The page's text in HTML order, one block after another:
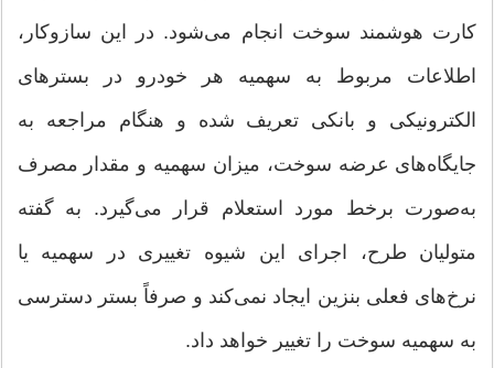
کارت هوشمند سوخت انجام می‌شود. در این سازوکار،
اطلاعات مربوط به سهمیه هر خودرو در بسترهای
الکترونیکی و بانکی تعریف شده و هنگام مراجعه به
جایگاه‌های عرضه سوخت، میزان سهمیه و مقدار مصرف
به‌صورت برخط مورد استعلام قرار می‌گیرد. به گفته
متولیان طرح، اجرای این شیوه تغییری در سهمیه یا
نرخ‌های فعلی بنزین ایجاد نمی‌کند و صرفاً بستر دسترسی
به سهمیه سوخت را تغییر خواهد داد.